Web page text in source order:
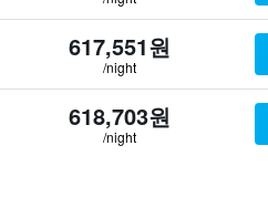
617,551원
/night
618,703원
/night